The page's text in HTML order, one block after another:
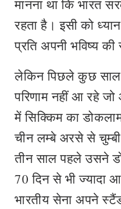
मानना था कि भारत
रहता है। इसी को
प्रति अपनी भविष्य
लेकिन पिछले कुछ
परिणाम नहीं आ रहे
में सिक्किम का
चीन लम्बे अरसे से
तीन साल पहले उसने
70 दिन से भी ज्यादा
भारतीय सेना अपने